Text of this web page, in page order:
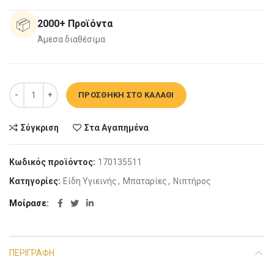
📦 2000+ Προϊόντα
Άμεσα διαθέσιμα
Μπαταρία Νιπτήρος Viento Ψηλή Matte Black ποσότητα
ΠΡΟΣΘΉΚΗ ΣΤΟ ΚΑΛΆΘΙ
Σύγκριση Στα Αγαπημένα
Κωδικός προϊόντος: 170135511
Κατηγορίες: Είδη Υγιεινής, Μπαταρίες, Νιπτήρος
Μοίρασε
ΠΕΡΙΓΡΑΦΉ